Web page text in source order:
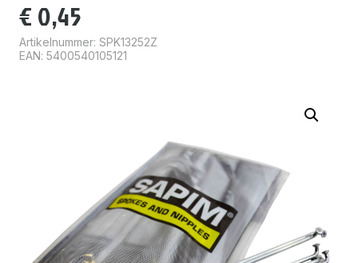
€ 0,45
Artikelnummer: SPK13252Z
EAN: 5400540105121